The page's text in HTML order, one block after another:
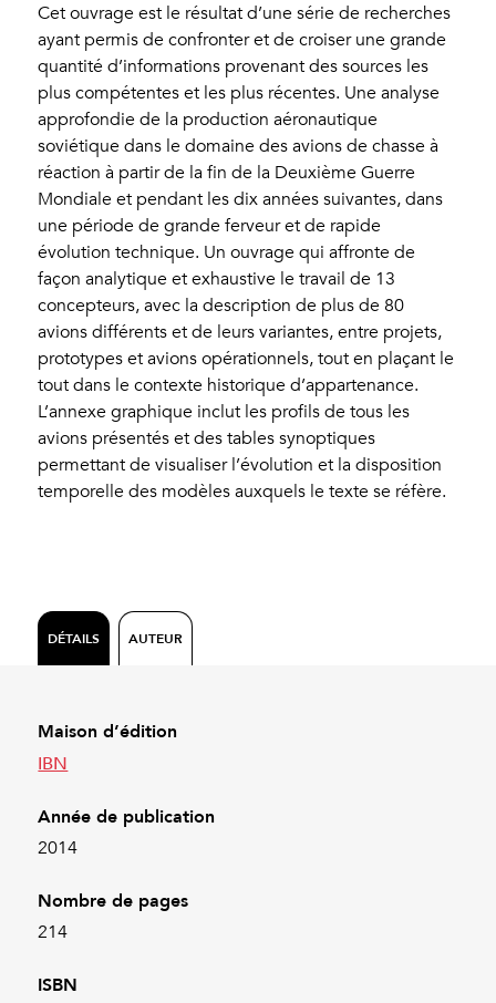
Cet ouvrage est le résultat d’une série de recherches
ayant permis de confronter et de croiser une grande
quantité d’informations provenant des sources les
plus compétentes et les plus récentes. Une analyse
approfondie de la production aéronautique
soviétique dans le domaine des avions de chasse à
réaction à partir de la fin de la Deuxième Guerre
Mondiale et pendant les dix années suivantes, dans
une période de grande ferveur et de rapide
évolution technique. Un ouvrage qui affronte de
façon analytique et exhaustive le travail de 13
concepteurs, avec la description de plus de 80
avions différents et de leurs variantes, entre projets,
prototypes et avions opérationnels, tout en plaçant le
tout dans le contexte historique d’appartenance.
L’annexe graphique inclut les profils de tous les
avions présentés et des tables synoptiques
permettant de visualiser l’évolution et la disposition
temporelle des modèles auxquels le texte se réfère.
DÉTAILS AUTEUR
Maison d’édition
IBN
Année de publication
2014
Nombre de pages
214
ISBN